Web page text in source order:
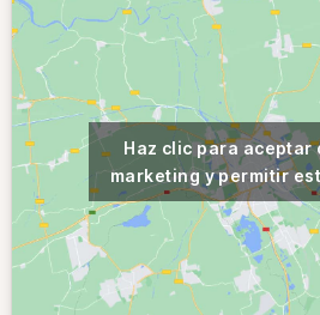
Haz clic para aceptar
marketing y permitir